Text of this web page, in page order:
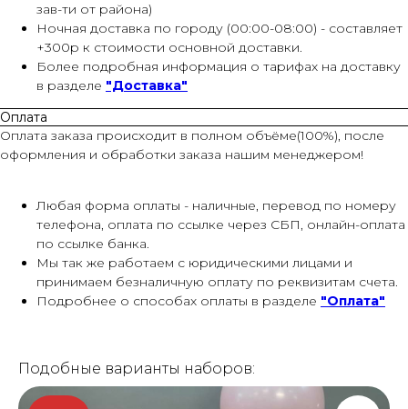
зав-ти от района)
Ночная доставка по городу (00:00-08:00) - составляет
+300р к стоимости основной доставки.
Более подробная информация о тарифах на доставку
в разделе "Доставка"
Оплата
Оплата заказа происходит в полном объёме(100%), после
оформления и обработки заказа нашим менеджером!
Любая форма оплаты - наличные, перевод по номеру
телефона, оплата по ссылке через СБП, онлайн-оплата
по ссылке банка.
Мы так же работаем с юридическими лицами и
принимаем безналичную оплату по реквизитам счета.
Подробнее о способах оплаты в разделе "Оплата"
Подобные варианты наборов: